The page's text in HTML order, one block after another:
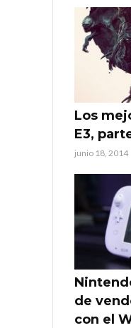
Los
E3,
junio 18, 2014
de
con el